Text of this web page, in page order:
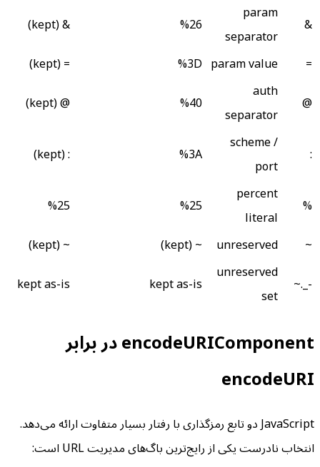
&
param
separator
%26
& (kept)
=
param value
%3D
= (kept)
@
auth
separator
%40
@ (kept)
:
scheme /
port
%3A
: (kept)
%
percent
literal
%25
%25
~
unreserved
~ (kept)
~ (kept)
-_.~
unreserved
set
kept as-is
kept as-is
encodeURIComponent در برابر
encodeURI
JavaScript دو تابع رمزگذاری با رفتار بسیار متفاوت ارائه می‌دهد.
انتخاب نادرست یکی از رایج‌ترین باگ‌های مدیریت URL است: